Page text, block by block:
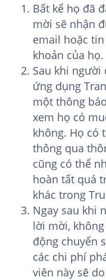
Bất kể họ đã
mời sẽ nhận
email hoặc
khoản của họ.
Sau khi người
ứng dụng
một thông
xem họ có
không. Họ có
thông qua
cũng có thể
hoàn tất quá
khác trong
Ngay sau khi
lời mời,
động chuyển
các chi phí
viên này sẽ